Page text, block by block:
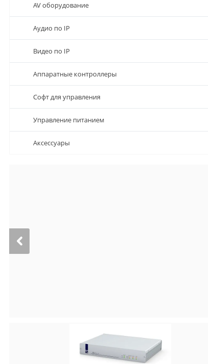
AV оборудование
Аудио по IP
Видео по IP
Аппаратные контроллеры
Софт для управления
Управление питанием
Аксессуары